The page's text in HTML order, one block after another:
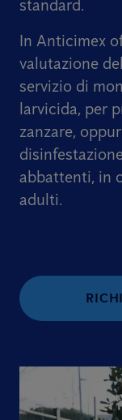
standard.
In Anticimex
valutazione
servizio di
larvicida, per
zanzare,
abbattenti, in
adulti.